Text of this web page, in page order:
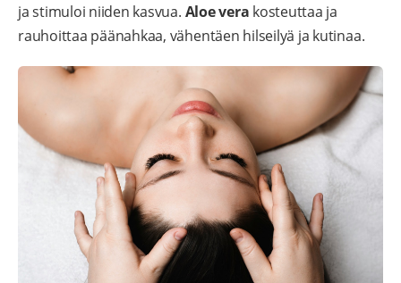
ja stimuloi niiden kasvua. Aloe vera kosteuttaa ja
rauhoittaa päänahkaa, vähentäen hilseilyä ja kutinaa.